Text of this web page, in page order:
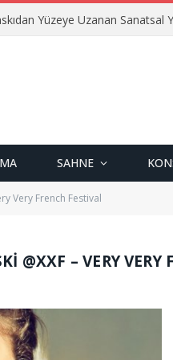
Yüzeye Uzanan Sanatsal
SAHNE
Very French Festival
@XXF – VERY VERY